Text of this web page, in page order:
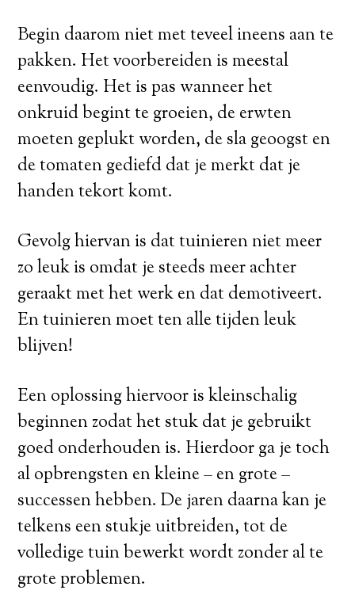
Begin daarom niet met teveel ineens aan te
pakken. Het voorbereiden is meestal
eenvoudig. Het is pas wanneer het
onkruid begint te groeien, de erwten
moeten geplukt worden, de sla geoogst en
de tomaten gediefd dat je merkt dat je
handen tekort komt.
Gevolg hiervan is dat tuinieren niet meer
zo leuk is omdat je steeds meer achter
geraakt met het werk en dat demotiveert.
En tuinieren moet ten alle tijden leuk
blijven!
Een oplossing hiervoor is kleinschalig
beginnen zodat het stuk dat je gebruikt
goed onderhouden is. Hierdoor ga je toch
al opbrengsten en kleine – en grote –
successen hebben. De jaren daarna kan je
telkens een stukje uitbreiden, tot de
volledige tuin bewerkt wordt zonder al te
grote problemen.